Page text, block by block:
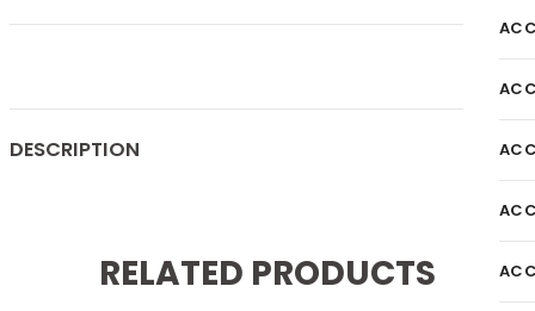
DESCRIPTION
RELATED PRODUCTS